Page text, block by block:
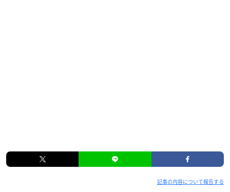
記事の内容について報告する